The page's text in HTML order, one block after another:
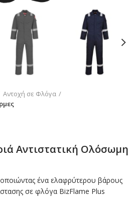
Αντοχή σε Φλόγα
Αντιστατική Ολόσωμη
ένα ελαφρύτερου βάρους
σε φλόγα BizFlame Plus